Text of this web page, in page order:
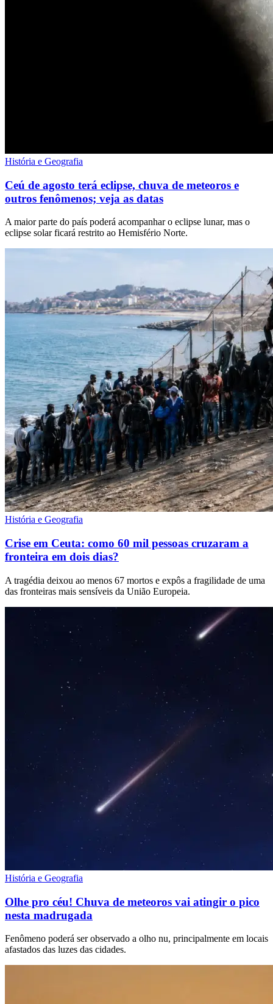
História e Geografia
Ceú de agosto terá eclipse, chuva de meteoros e
outros fenômenos; veja as datas
A maior parte do país poderá acompanhar o eclipse lunar, mas o
eclipse solar ficará restrito ao Hemisfério Norte.
História e Geografia
Crise em Ceuta: como 60 mil pessoas cruzaram a
fronteira em dois dias?
A tragédia deixou ao menos 67 mortos e expôs a fragilidade de uma
das fronteiras mais sensíveis da União Europeia.
História e Geografia
Olhe pro céu! Chuva de meteoros vai atingir o pico
nesta madrugada
Fenômeno poderá ser observado a olho nu, principalmente em locais
afastados das luzes das cidades.